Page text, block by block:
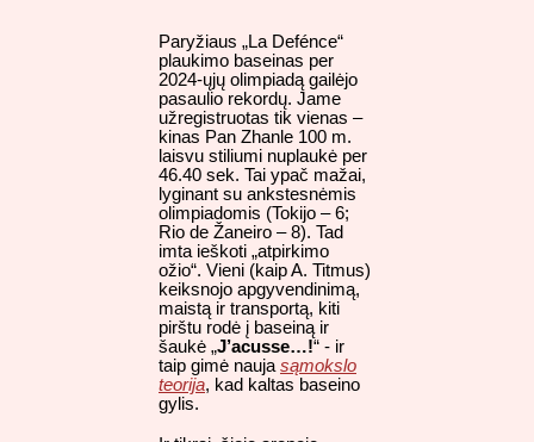
Paryžiaus „La Defénce“
plaukimo baseinas per
2024-ųjų olimpiadą gailėjo
pasaulio rekordų. Jame
užregistruotas tik vienas –
kinas Pan Zhanle 100 m.
laisvu stiliumi nuplaukė per
46.40 sek. Tai ypač mažai,
lyginant su ankstesnėmis
olimpiadomis (Tokijo – 6;
Rio de Žaneiro – 8). Tad
imta ieškoti „atpirkimo
ožio“. Vieni (kaip A. Titmus)
keiksnojo apgyvendinimą,
maistą ir transportą, kiti
pirštu rodė į baseiną ir
šaukė „J’acusse…!“ - ir
taip gimė nauja sąmokslo
teorija, kad kaltas baseino
gylis.